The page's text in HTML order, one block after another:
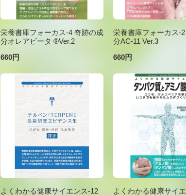
栄養書庫フォーカス-4 奇跡の成
分オレアビータ ®Ver.2
660円
栄養書庫フォーカス-
分AC-11 Ver.3
660円
よくわかる健康サイエンス-12
よくわかる健康サイ